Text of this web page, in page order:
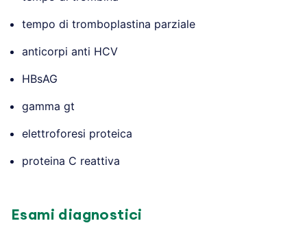
tempo di tromboplastina parziale
anticorpi anti HCV
HBsAG
gamma gt
elettroforesi proteica
proteina C reattiva
Esami diagnostici